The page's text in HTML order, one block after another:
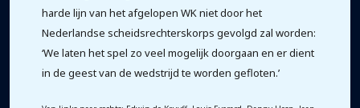
harde lijn van het afgelopen WK niet door het
Nederlandse scheidsrechterskorps gevolgd zal worden:
‘We laten het spel zo veel mogelijk doorgaan en er dient
in de geest van de wedstrijd te worden gefloten.’